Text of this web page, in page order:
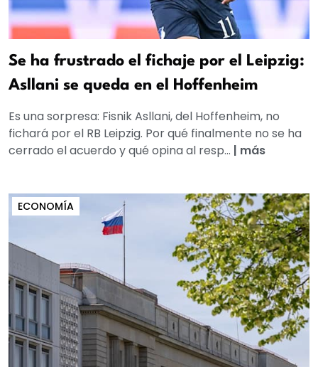
Se ha frustrado el fichaje por el Leipzig:
Asllani se queda en el Hoffenheim
Es una sorpresa: Fisnik Asllani, del Hoffenheim, no
fichará por el RB Leipzig. Por qué finalmente no se ha
cerrado el acuerdo y qué opina al resp... | más
ECONOMÍA